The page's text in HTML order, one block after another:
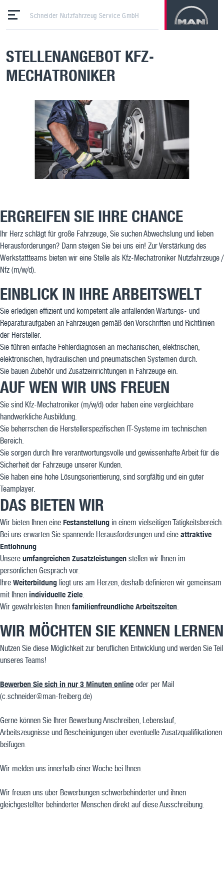
Schneider Nutzfahrzeug Service GmbH
STELLENANGEBOT KFZ-
MECHATRONIKER
ERGREIFEN SIE IHRE CHANCE
Ihr Herz schlägt für große Fahrzeuge, Sie suchen Abwechslung und lieben
Herausforderungen? Dann steigen Sie bei uns ein! Zur Verstärkung des
Werkstattteams bieten wir eine Stelle als Kfz-Mechatroniker Nutzfahrzeuge /
Nfz (m/w/d).
EINBLICK IN IHRE ARBEITSWELT
Sie erledigen effizient und kompetent alle anfallenden Wartungs- und
Reparaturaufgaben an Fahrzeugen gemäß den Vorschriften und Richtlinien
der Hersteller.
Sie führen einfache Fehlerdiagnosen an mechanischen, elektrischen,
elektronischen, hydraulischen und pneumatischen Systemen durch.
Sie bauen Zubehör und Zusatzeinrichtungen in Fahrzeuge ein.
AUF WEN WIR UNS FREUEN
Sie sind Kfz-Mechatroniker (m/w/d) oder haben eine vergleichbare
handwerkliche Ausbildung.
Sie beherrschen die Herstellerspezifischen IT-Systeme im technischen
Bereich.
Sie sorgen durch Ihre verantwortungsvolle und gewissenhafte Arbeit für die
Sicherheit der Fahrzeuge unserer Kunden.
Sie haben eine hohe Lösungsorientierung, sind sorgfältig und ein guter
Teamplayer.
DAS BIETEN WIR
Wir bieten Ihnen eineFestanstellung in einem vielseitigen Tätigkeitsbereich.
Bei uns erwarten Sie spannende Herausforderungen und eineattraktive
Entlohnung.
Unsereumfangreichen Zusatzleistungenstellen wir Ihnen im
persönlichen Gespräch vor.
IhreWeiterbildung liegt uns am Herzen, deshalb definieren wir gemeinsam
mit Ihnenindividuelle Ziele.
Wir gewährleisten Ihnenfamilienfreundliche Arbeitszeiten.
WIR MÖCHTEN SIE KENNEN LERNEN
Nutzen Sie diese Möglichkeit zur beruflichen Entwicklung und werden Sie Teil
unseres Teams!
Bewerben Sie sich in nur 3 Minuten onlineoder per Mail
(c.schneider@man-freiberg.de)
Gerne können Sie Ihrer Bewerbung Anschreiben, Lebenslauf,
Arbeitszeugnisse und Bescheinigungen über eventuelle Zusatzqualifikationen
beifügen.
Wir melden uns innerhalb einer Woche bei Ihnen.
Wir freuen uns über Bewerbungen schwerbehinderter und ihnen
gleichgestellter behinderter Menschen direkt auf diese Ausschreibung.